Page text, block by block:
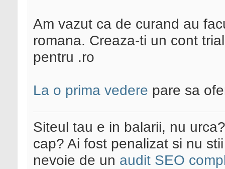
Am vazut ca de curand au
romana. Creaza-ti un cont
pentru .ro
La o prima vedere pare sa
Siteul tau e in balarii, nu
cap? Ai fost penalizat si nu
nevoie de un audit SEO